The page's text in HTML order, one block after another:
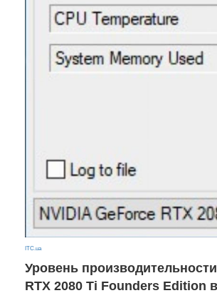
ITC.ua
Уровень
RTX 2080 Ti Founders Edition